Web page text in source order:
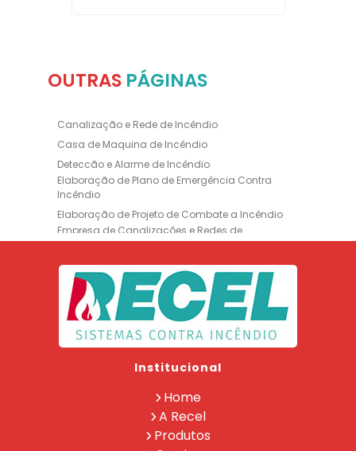
OUTRAS PÁGINAS
Canalização e Rede de Incêndio
Casa de Maquina de Incêndio
Deteccão e Alarme de Incêndio
Elaboração de Plano de Emergência Contra
Incêndio
Elaboração de Projeto de Combate a Incêndio
Empresa de Canalizações e Redes de
Incêndio
Empresa de Extintores
Empresa de Formação de Brigada
Empresa de Instalação de Luminária de
Emergência
Empresa de Instalação de para Raio
Empresa de Manutenção de Extintores
Empresa de Projeto de Segurança Contra
Empresa de Recarga de Extintores
Empresa de Treinamento de Brigada
Institucional
Home
A Recel
Produtos